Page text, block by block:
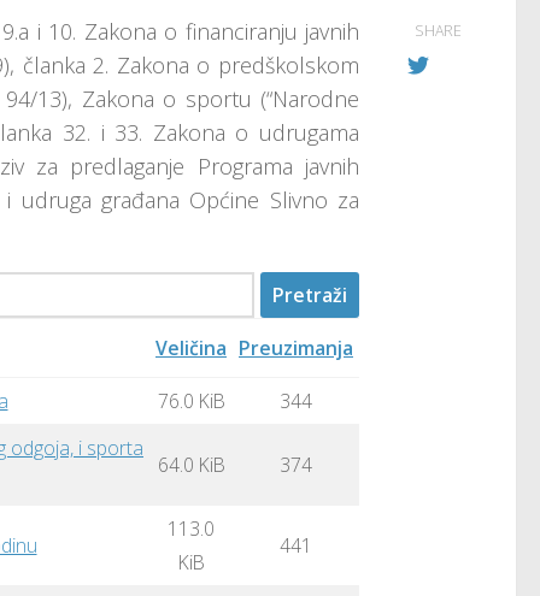
i 10. Zakona o financiranju javnih
članka 2. Zakona o predškolskom
13), Zakona o sportu (“Narodne
32. i 33. Zakona o udrugama
za predlaganje Programa javnih
udruga građana Općine Slivno za
Veličina Preuzimanja
76.0 KiB
344
odgoja, i sporta
64.0 KiB 374
113.0
KiB
441
SHARE